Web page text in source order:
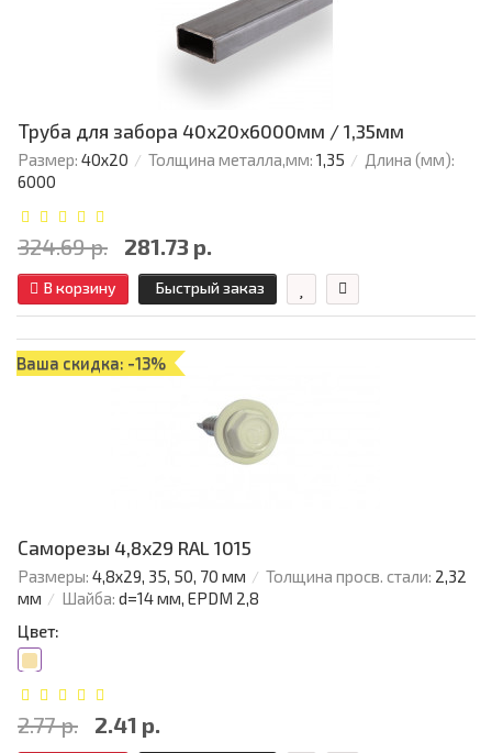
Труба для забора 40х20x6000мм / 1,35мм
Размер: 40х20 Толщина металла,мм: 1,35
Длина (мм):
6000
324.69 р. 281.73 р.
В корзину Быстрый заказ
Ваша скидка: -13%
Саморезы 4,8х29 RAL 1015
Размеры: 4,8х29, 35, 50, 70 мм Толщина просв. стали: 2,32
мм
Шайба: d=14 мм, EPDM 2,8
Цвет:
2.77 р. 2.41 р.